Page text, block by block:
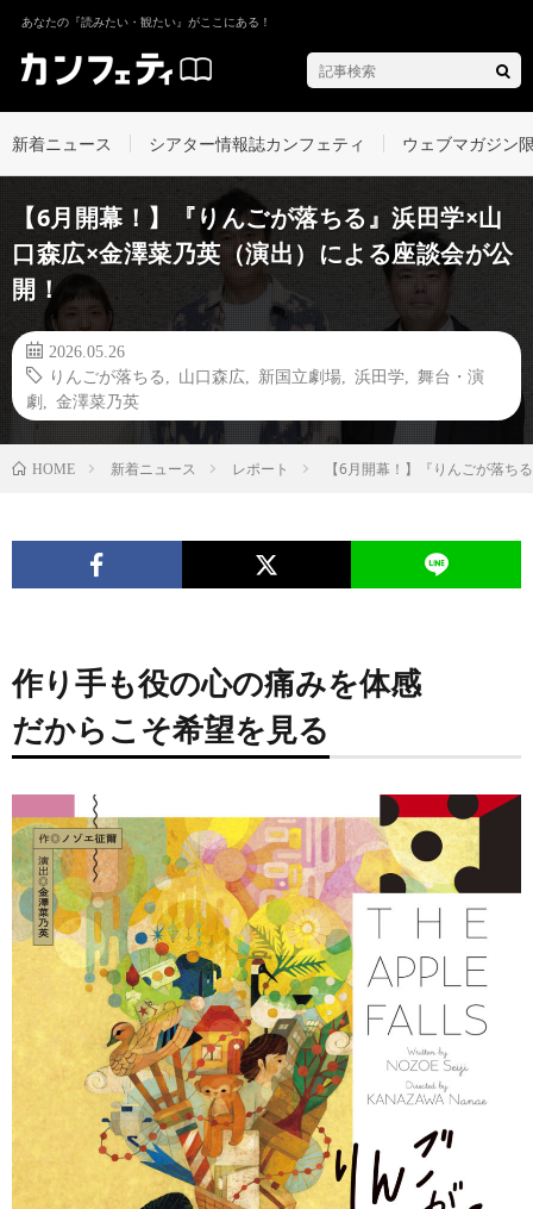
あなたの『読みたい・観たい』がここにある！
新着ニュース シアター情報誌カンフェティ ウェブマガジン
【6月開幕！】『りんごが落ちる』浜田学×山
口森広×金澤菜乃英（演出）による座談会が公
開！
2026.05.26
りんごが落ちる
山口森広 新国立劇場 浜田学
舞台・演
劇
金澤菜乃英
HOME 新着ニュース レポート 【6月開幕！】『りんごが落ち
作り手も役の心の痛みを体感
だからこそ希望を見る